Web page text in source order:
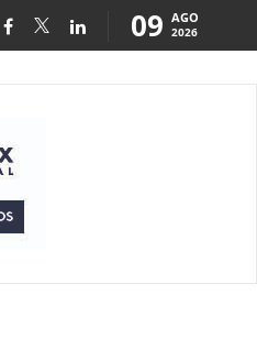
09 AGO
2026